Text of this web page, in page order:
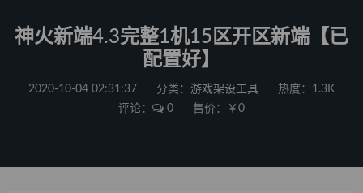
神火新端4.3完整1机15区开区新端【已
配置好】
2020-10-04 02:31:37 分类： 游戏架设工具
热度：1.3K
评论：
0 售价：￥0